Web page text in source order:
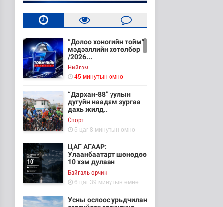
“Долоо хоногийн тойм”
мэдээллийн хөтөлбөр
/2026...
Нийгэм
45 минутын өмнө
“Дархан-88” уулын
дугуйн наадам зургаа
дахь жилд..
Cпорт
5 цаг 8 минутын өмнө
ЦАГ АГААР:
Улаанбаатарт шөнөдөө
10 хэм дулаан
Байгаль орчин
6 цаг 39 минутын өмнө
Усны ослоос урьдчилан